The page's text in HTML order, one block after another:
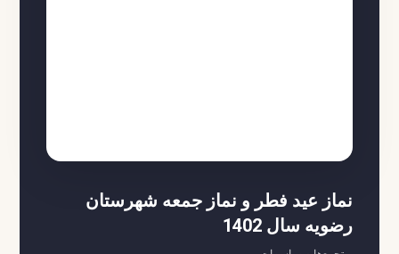
نماز عید فطر و نماز جمعه شهرستان
رضویه سال 1402